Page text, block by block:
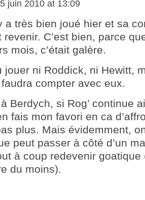
juin 2010 at 13:09
a très bien joué hier et sa
revenir. C’est bien, parce
mois, c’était galère.
jouer ni Roddick, ni Hewitt,
faudra compter avec eux.
Berdych, si Rog’ continue
fais mon favori en ca
plus. Mais évidemment,
peut passer à côté d’un
à coup redevenir goatique
du moins).